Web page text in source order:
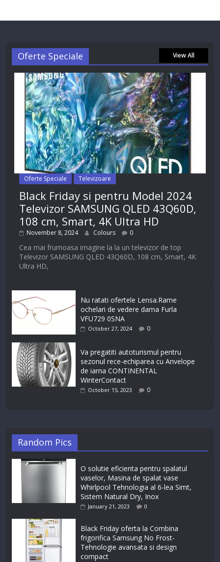
Oferte Speciale View All
Oferte Speciale Televizoare
Black Friday si pentru Model 2024
Televizor SAMSUNG QLED 43Q60D,
108 cm, Smart, 4K Ultra HD
November 8, 2024 Colours 0
Cea mai frumoasa imagine la la un televizor de top
Televizor SAMSUNG QLED 43Q60D, 108 cm, Smart, 4K
Ultra HD,
Nu ratati ofertele Lensa.Rame
ochelari de vedere dama Furla
VFU729 0SNA
October 27, 2024 0
Va pregatiti autoturismul pentru
sezonul rece-echiparea cu Anvelope
de iarna CONTINENTAL
WinterContact
October 15, 2023 0
Random Pics
O solutie eficienta pentru spalatul
vaselor, Masina de spalat vase
Whirlpool Tehnologia al 6-lea Simt,
Sistem Natural Dry, Inox
January 21, 2023 0
Black Friday oferta la Combina
frigorifica Samsung No Frost-
Tehnologie avansata si design
compact